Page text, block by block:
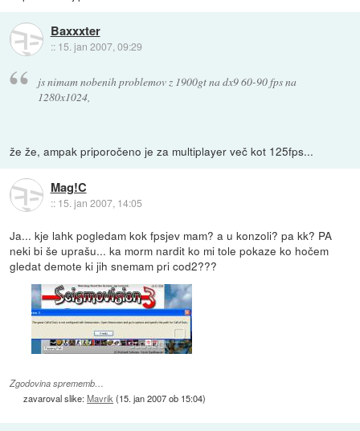
Baxxxter
:: 15. jan 2007, 09:29
js nimam nobenih problemov z 1900gt na dx9 60-90 fps na
1280x1024,
že že, ampak priporočeno je za multiplayer več kot 125fps...
Mag!C
:: 15. jan 2007, 14:05
Ja... kje lahk pogledam kok fpsjev mam? a u konzoli? pa kk? PA
neki bi še uprašu... ka morm nardit ko mi tole pokaze ko hočem
gledat demote ki jih snemam pri cod2???
Zgodovina sprememb…
zavaroval slike:Mavrik (15. jan 2007 ob 15:04)